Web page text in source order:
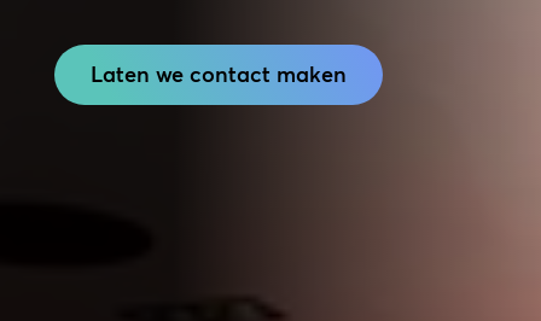
Laten we contact maken